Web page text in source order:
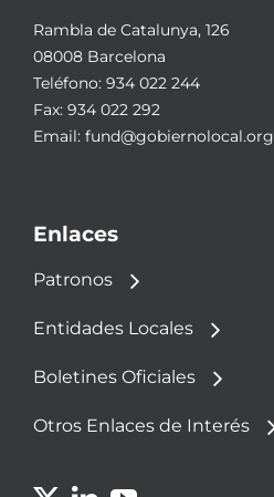
Rambla de Catalunya, 126
08008 Barcelona
Teléfono: 934 022 244
Fax: 934 022 292
Email: fund@gobiernolocal.org
Enlaces
Patronos
Entidades Locales
Boletines Oficiales
Otros Enlaces de Interés